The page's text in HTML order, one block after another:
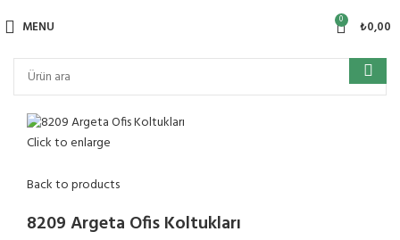
MENU 0 ₺0,00
Click to enlarge
Back to products
8209 Argeta Ofis Koltukları